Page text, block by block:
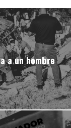
a un hombre